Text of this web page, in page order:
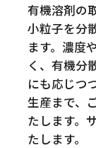
有機溶剤の
小粒子を分
ます。濃度
く、有機分
にも応じつ
生産まで、
たします。
たします。